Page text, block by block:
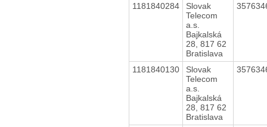
1181840284
Slovak
Telecom
a.s.
Bajkalská
28, 817 62
Bratislava
1181840130
Slovak
Telecom
a.s.
Bajkalská
28, 817 62
Bratislava